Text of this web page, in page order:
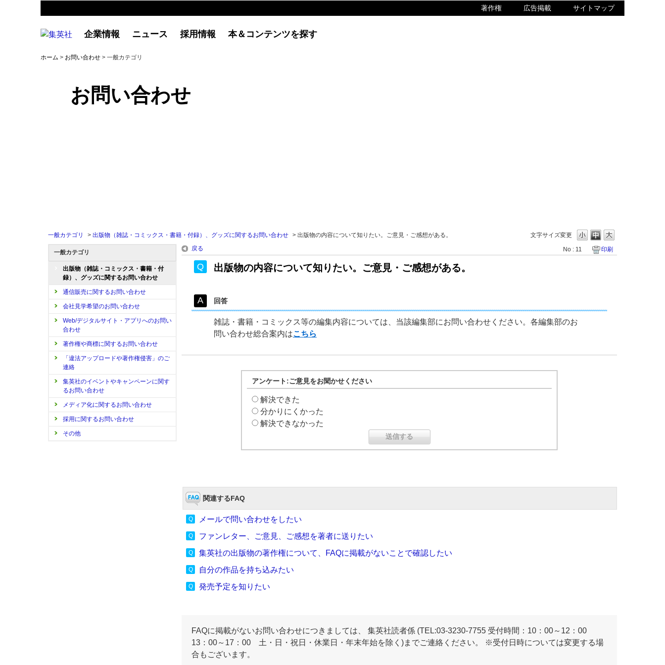
著作権 広告掲載 サイトマップ
企業情報 ニュース 採用情報 本＆コンテンツを探す
ホーム > お問い合わせ > 一般カテゴリ
お問い合わせ
文字サイズ変更
一般カテゴリ > 出版物（雑誌・コミックス・書籍・付録）、グッズに関するお問い合わせ > 出版物の内容について知りたい。ご意見・ご感想がある。
一般カテゴリ
出版物（雑誌・コミックス・書籍・付
録）、グッズに関するお問い合わせ
通信販売に関するお問い合わせ
会社見学希望のお問い合わせ
Web/デジタルサイト・アプリへのお問い
合わせ
著作権や商標に関するお問い合わせ
「違法アップロードや著作権侵害」のご
連絡
集英社のイベントやキャンペーンに関す
るお問い合わせ
メディア化に関するお問い合わせ
採用に関するお問い合わせ
その他
戻る No : 11 印刷
出版物の内容について知りたい。ご意見・ご感想がある。
回答
雑誌・書籍・コミックス等の編集内容については、当該編集部にお問い合わせください。各編集部のお
問い合わせ総合案内はこちら
アンケート:ご意見をお聞かせください
解決できた
分かりにくかった
解決できなかった
関連するFAQ
メールで問い合わせをしたい
ファンレター、ご意見、ご感想を著者に送りたい
集英社の出版物の著作権について、FAQに掲載がないことで確認したい
自分の作品を持ち込みたい
発売予定を知りたい
FAQに掲載がないお問い合わせにつきましては、 集英社読者係 (TEL:03-3230-7755 受付時間：10：00～12：00
13：00～17：00 土・日・祝日・休業日・年末年始を除く)までご連絡ください。 ※受付日時については変更する場
合もございます。